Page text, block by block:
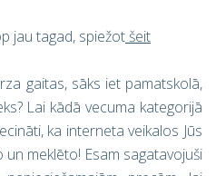
jau tagad, spiežotšeit
gaitas, sāks iet pamatskolā,
Lai kādā vecuma kategorijā
ka interneta veikalos Jūs
meklēto! Esam sagatavojuši